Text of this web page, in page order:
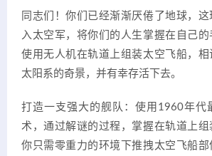
同志们！你们已经渐渐厌倦了地球，
入太空军，将你们的人生掌握在自己
使用无人机在轨道上组装太空飞船，
太阳系的奇景，并有幸存活下去。
打造一支强大的舰队：使用1960年代
术，通过解谜的过程，掌握在轨道上组
你只需零重力的环境下推拽太空飞船部